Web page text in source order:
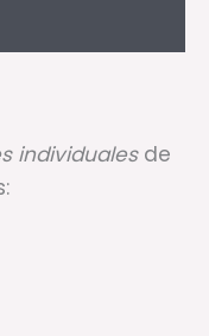
individualesde